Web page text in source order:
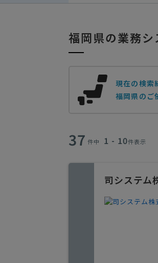
業務シス
福岡県の業務
現在の検索
福岡県のご
37 件中 1 - 10件表示
司システム